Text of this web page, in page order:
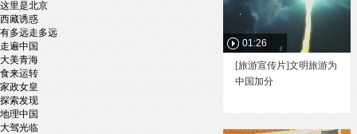
这里是北京
西藏诱惑
有多远走多远
走遍中国
大美青海
食来运转
家政女皇
探索发现
地理中国
大驾光临
01:26
[旅游宣传片]文明旅游为
中国加分